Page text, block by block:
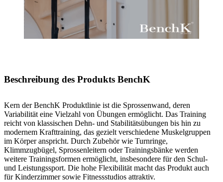
Beschreibung des Produkts BenchK
Kern der BenchK Produktlinie ist die Sprossenwand, deren
Variabilität eine Vielzahl von Übungen ermöglicht. Das Training
reicht von klassischen Dehn- und Stabilitätsübungen bis hin zu
modernem Krafttraining, das gezielt verschiedene Muskelgruppen
im Körper anspricht. Durch Zubehör wie Turnringe,
Klimmzugbügel, Sprossenleitern oder Trainingsbänke werden
weitere Trainingsformen ermöglicht, insbesondere für den Schul-
und Leistungssport. Die hohe Flexibilität macht das Produkt auch
für Kinderzimmer sowie Fitnessstudios attraktiv.